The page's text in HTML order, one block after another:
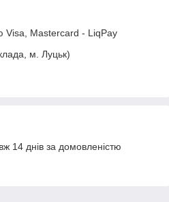
Visa, Mastercard - LiqPay
м. Луцьк)
14 днів за домовленістю